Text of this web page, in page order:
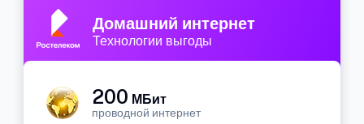
Домашний интернет
Технологии выгоды
200 МБит
проводной интернет